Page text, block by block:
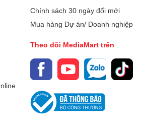
Chỉ với một nút vặn
Chính sách 30 ngày đổi mới
Mua hàng Dự án/ Doanh nghiệp
Theo dõi MediaMart trên